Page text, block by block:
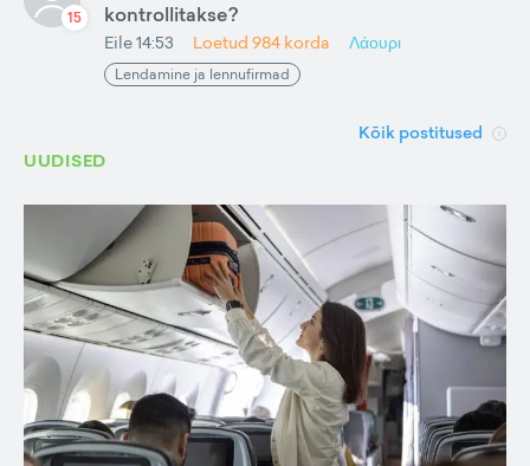
15
kontrollitakse?
Eile 14:53 Loetud 984 korda Λάουρι
Lendamine ja lennufirmad
Kõik postitused
UUDISED